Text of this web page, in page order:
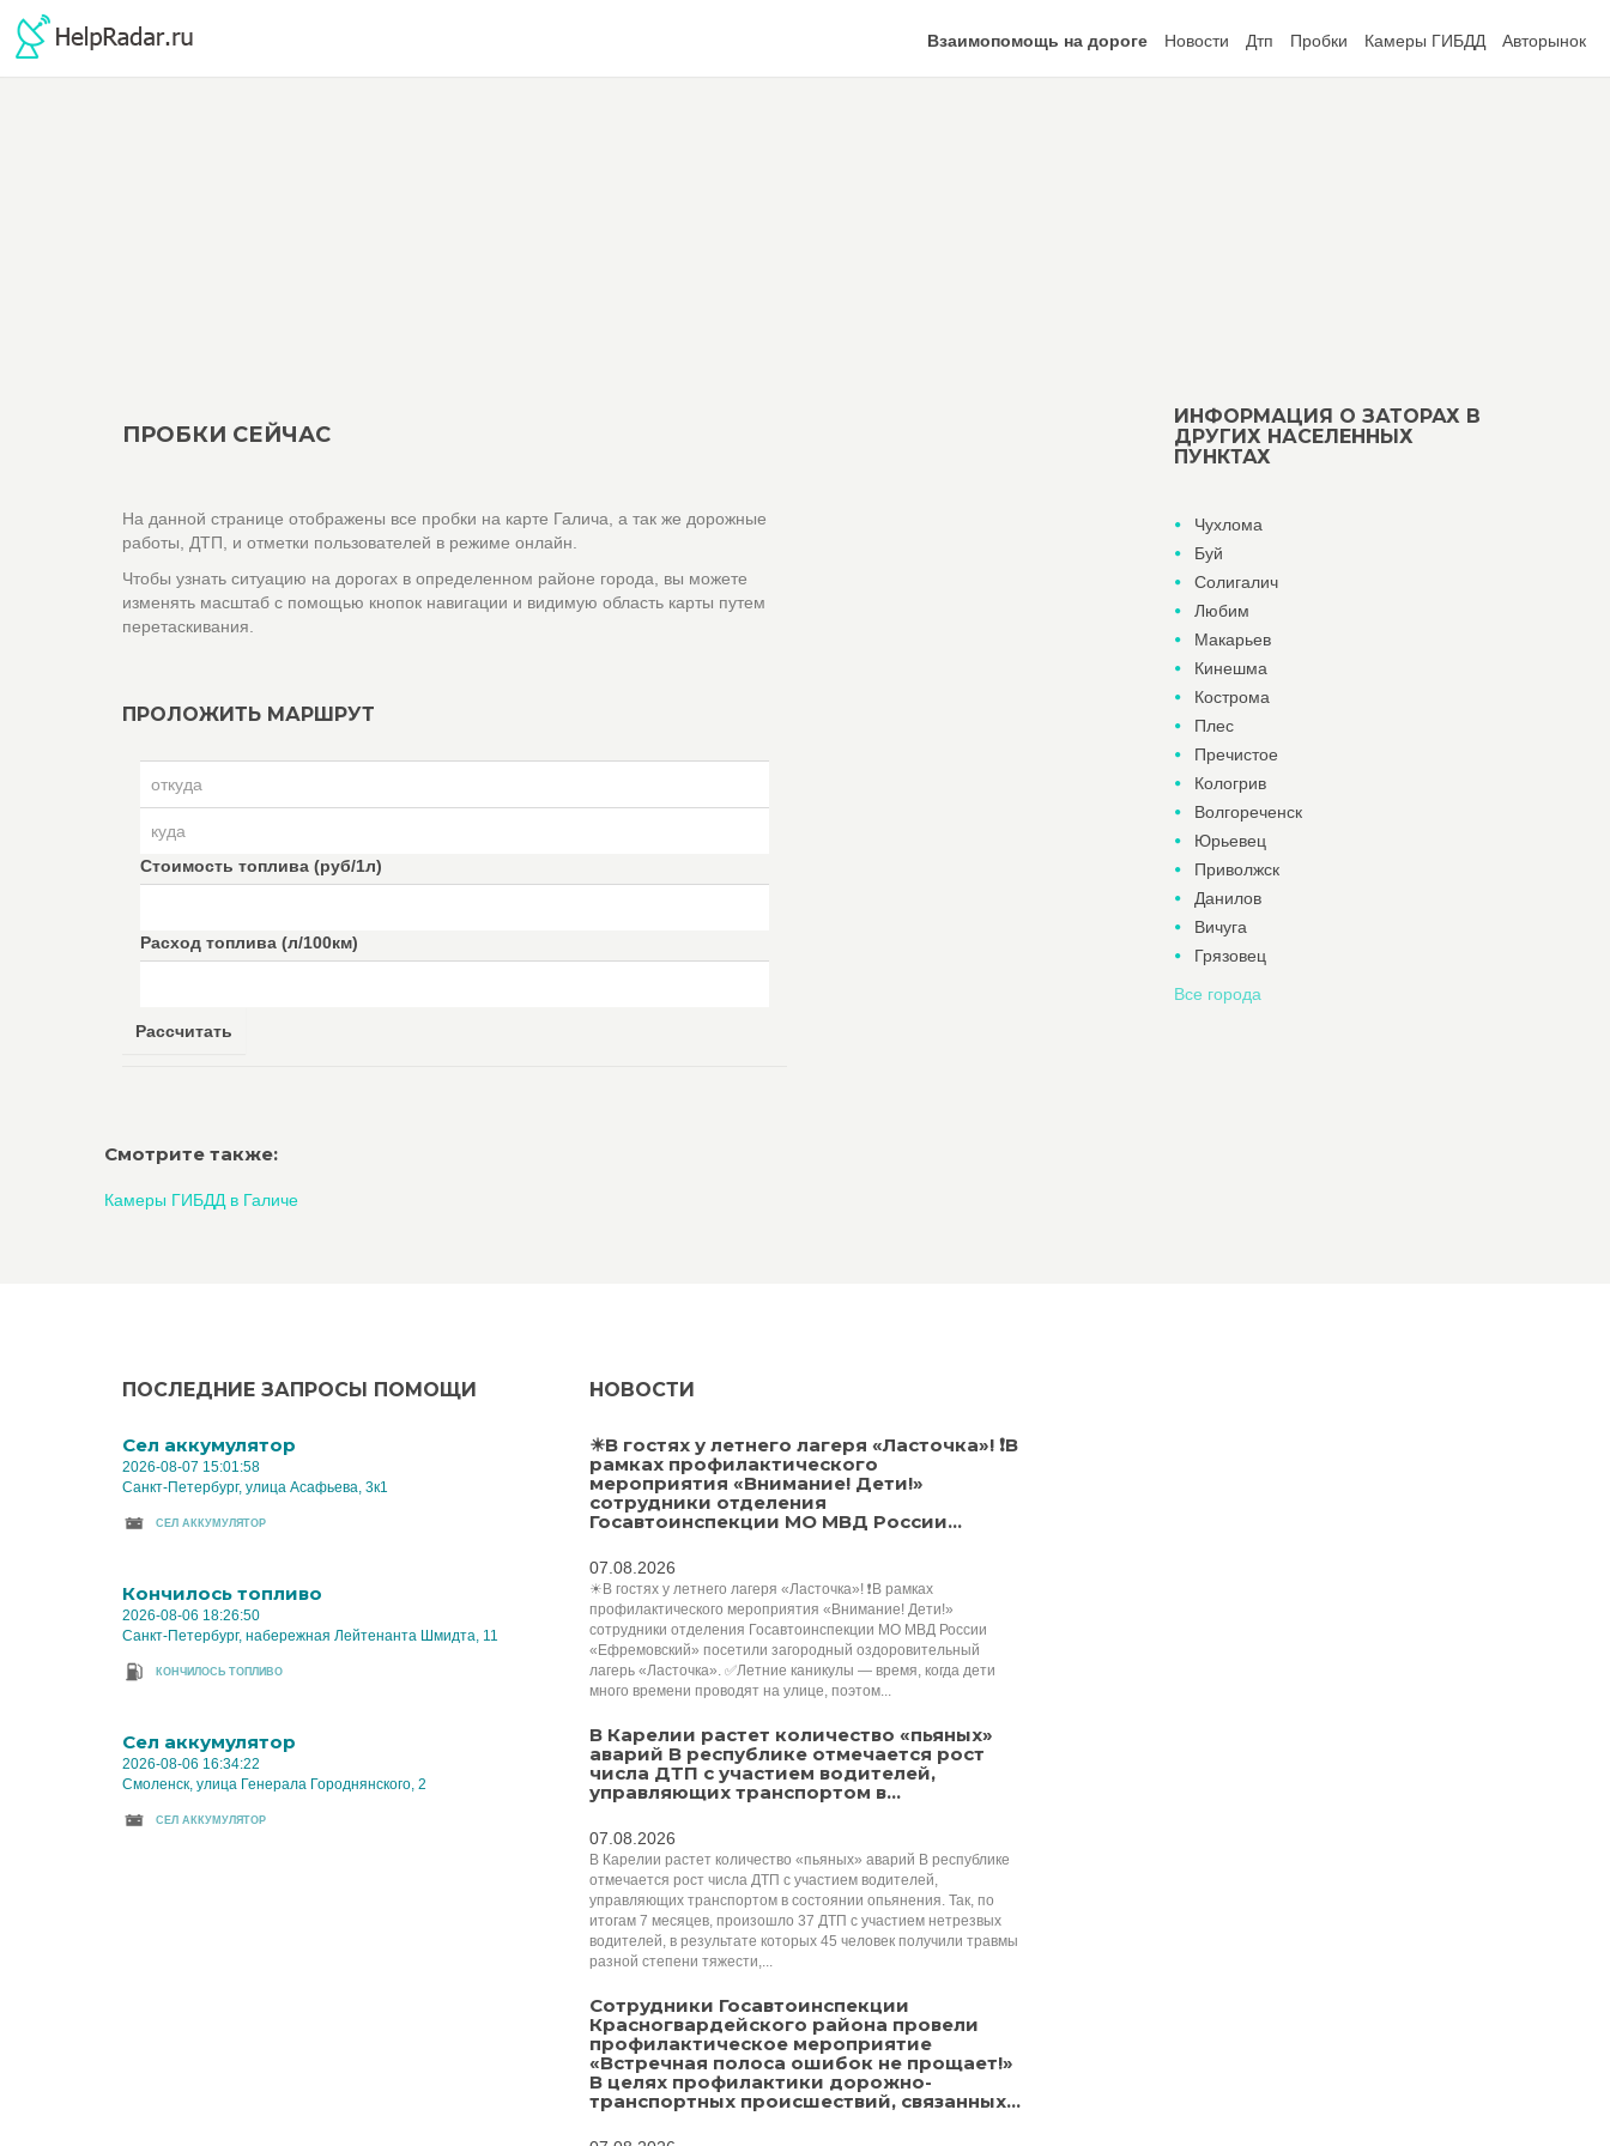
Взаимопомощь на дороге Новости Дтп Пробки Камеры ГИБДД Авторынок
ПРОБКИ СЕЙЧАС
На данной странице отображены все пробки на карте Галича, а так же дорожные
работы, ДТП, и отметки пользователей в режиме онлайн.
Чтобы узнать ситуацию на дорогах в определенном районе города, вы можете
изменять масштаб с помощью кнопок навигации и видимую область карты путем
перетаскивания.
ПРОЛОЖИТЬ МАРШРУТ
Стоимость топлива (руб/1л)
Расход топлива (л/100км)
Рассчитать
Смотрите также:
Камеры ГИБДД в Галиче
ИНФОРМАЦИЯ О ЗАТОРАХ В
ДРУГИХ НАСЕЛЕННЫХ
ПУНКТАХ
Чухлома
Буй
Солигалич
Любим
Макарьев
Кинешма
Кострома
Плес
Пречистое
Кологрив
Волгореченск
Юрьевец
Приволжск
Данилов
Вичуга
Грязовец
Все города
ПОСЛЕДНИЕ ЗАПРОСЫ ПОМОЩИ
Cел аккумулятор
2026-08-07 15:01:58
Санкт-Петербург, улица Асафьева, 3к1
CЕЛ АККУМУЛЯТОР
Кончилось топливо
2026-08-06 18:26:50
Санкт-Петербург, набережная Лейтенанта Шмидта, 11
КОНЧИЛОСЬ ТОПЛИВО
Cел аккумулятор
2026-08-06 16:34:22
Смоленск, улица Генерала Городнянского, 2
CЕЛ АККУМУЛЯТОР
НОВОСТИ
☀В гостях у летнего лагеря «Ласточка»! ❗В
рамках профилактического
мероприятия «Внимание! Дети!»
сотрудники отделения
Госавтоинспекции МО МВД России...
07.08.2026
☀В гостях у летнего лагеря «Ласточка»! ❗В рамках
профилактического мероприятия «Внимание! Дети!»
сотрудники отделения Госавтоинспекции МО МВД России
«Ефремовский» посетили загородный оздоровительный
лагерь «Ласточка». ✅Летние каникулы — время, когда дети
много времени проводят на улице, поэтом...
В Карелии растет количество «пьяных»
аварий В республике отмечается рост
числа ДТП с участием водителей,
управляющих транспортом в...
07.08.2026
В Карелии растет количество «пьяных» аварий В республике
отмечается рост числа ДТП с участием водителей,
управляющих транспортом в состоянии опьянения. Так, по
итогам 7 месяцев, произошло 37 ДТП с участием нетрезвых
водителей, в результате которых 45 человек получили травмы
разной степени тяжести,...
Сотрудники Госавтоинспекции
Красногвардейского района провели
профилактическое мероприятие
«Встречная полоса ошибок не прощает!»
В целях профилактики дорожно-
транспортных происшествий, связанных...